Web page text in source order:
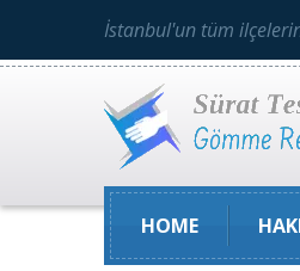
İstanbul'un tüm
HOME